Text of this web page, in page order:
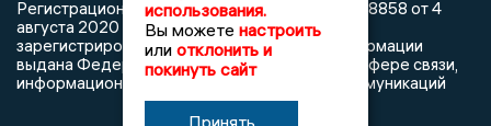
Регистрационный номер: серия Эл № ФС77-78858 от 4
августа 2020 г. согласно выписке из реестра
зарегистрированных средств массовой информации
выдана Федеральной службой по надзору в сфере связи,
информационных технологий и массовых коммуникаций
использования.
Вы можете настроить
или отклонить и
покинуть сайт
Принять